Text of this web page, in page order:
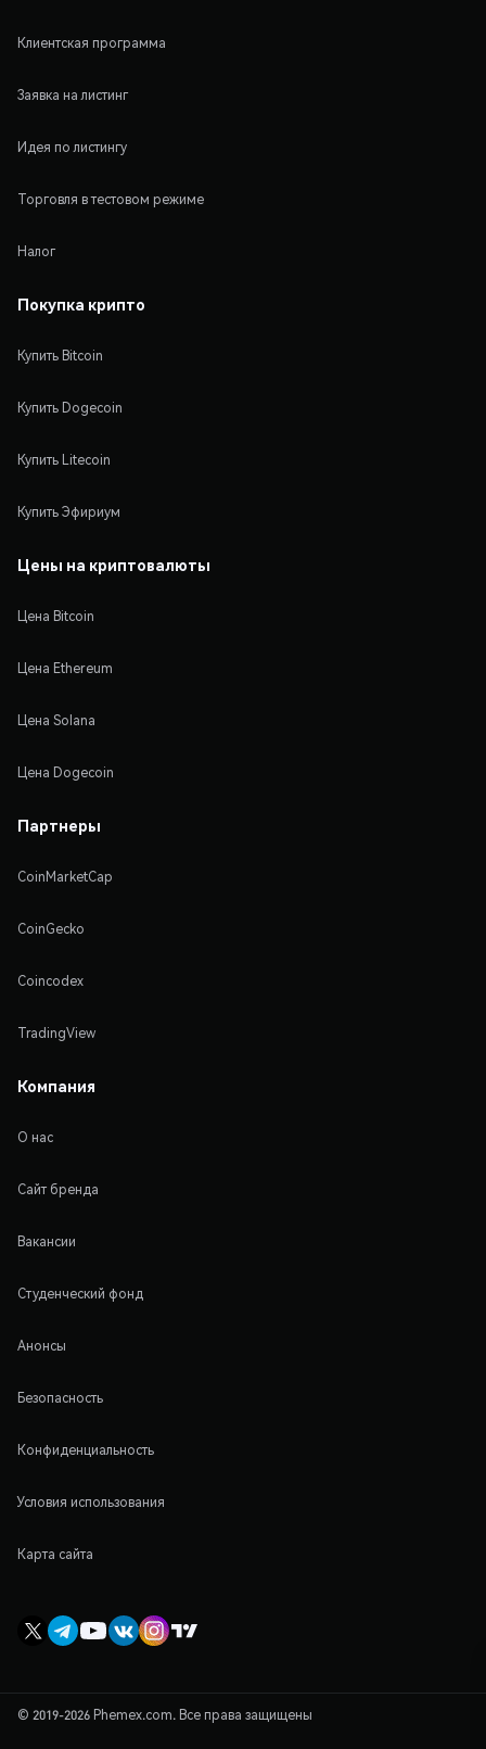
Клиентская программа
Заявка на листинг
Идея по листингу
Торговля в тестовом режиме
Налог
Покупка крипто
Купить Bitcoin
Купить Dogecoin
Купить Litecoin
Купить Эфириум
Цены на криптовалюты
Цена Bitcoin
Цена Ethereum
Цена Solana
Цена Dogecoin
Партнеры
CoinMarketCap
CoinGecko
Coincodex
TradingView
Компания
О нас
Сайт бренда
Вакансии
Студенческий фонд
Анонсы
Безопасность
Конфиденциальность
Условия использования
Карта сайта
© 2019-2026 Phemex.com. Все права защищены